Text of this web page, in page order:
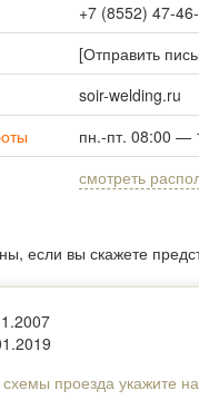
+7 (8552) 47-
[Отправить
soir-welding.ru
пн.-пт. 08:00 —
смотреть
если вы скажете
проезда укажите